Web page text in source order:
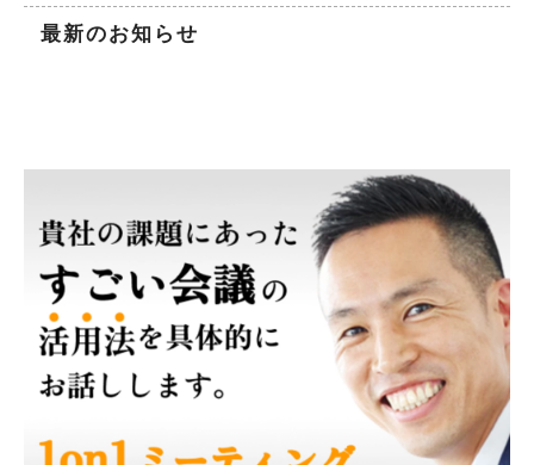
最新のお知らせ